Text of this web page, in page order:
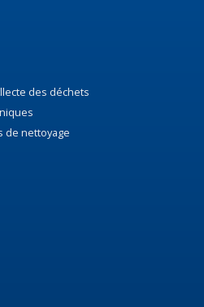
des déchets
de nettoyage